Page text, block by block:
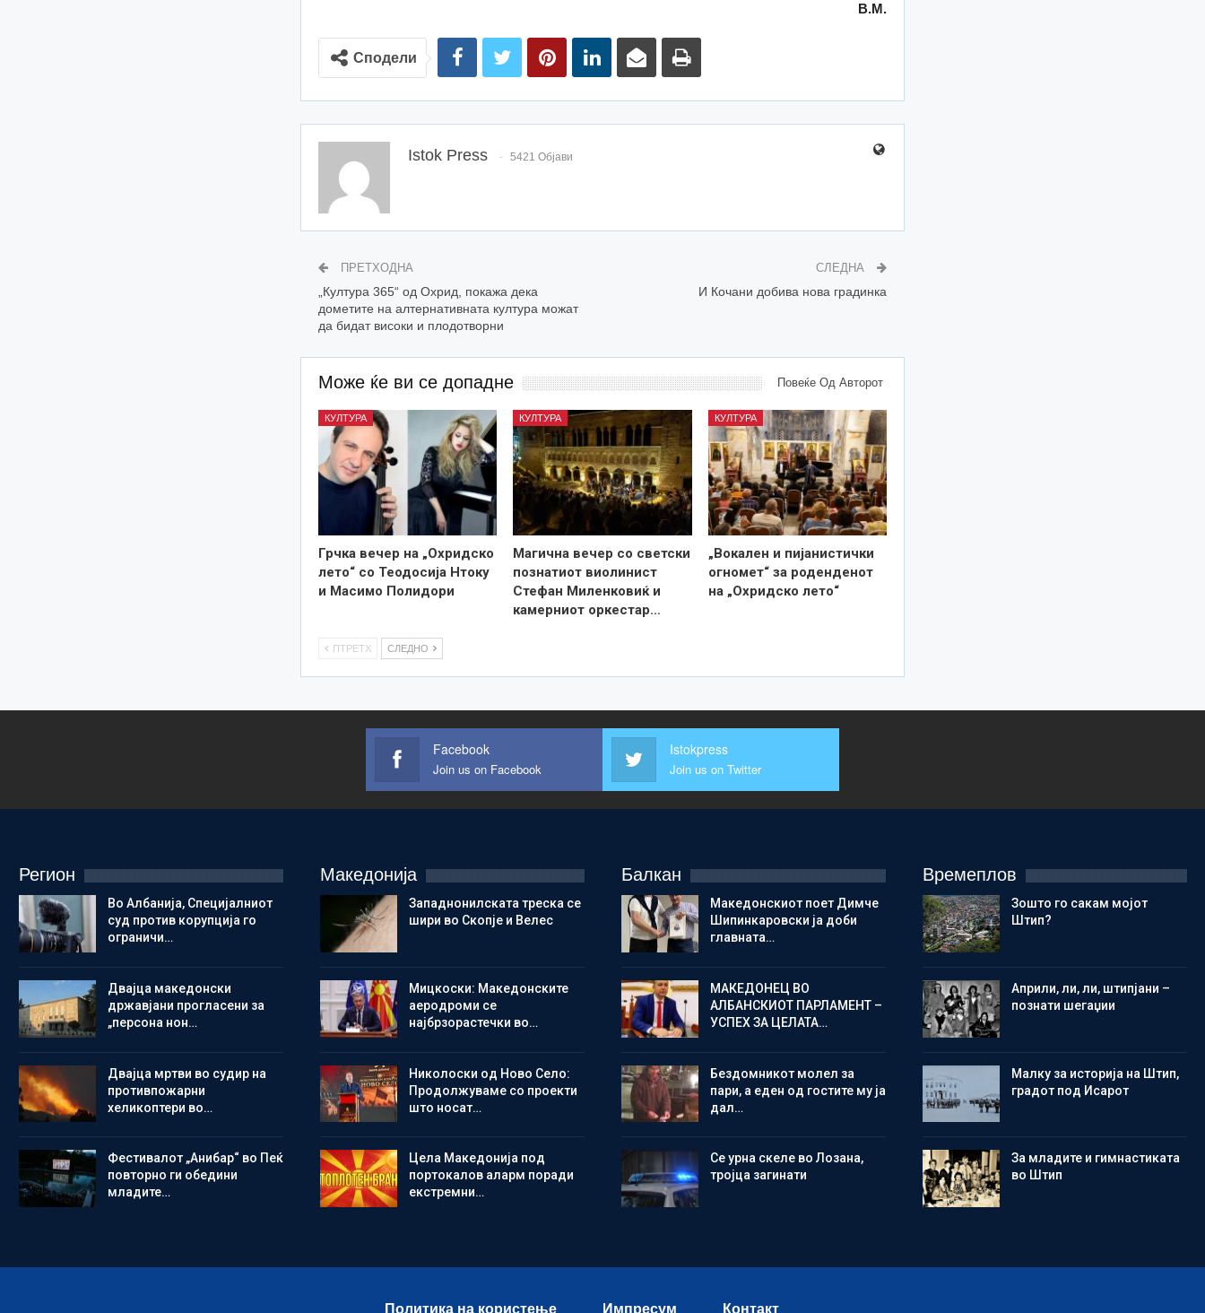
В.М.
Сподели
Istok Press 5421 Објави
ПРЕТХОДНА
„Култура 365“ од Охрид, покажа дека
дометите на алтернативната култура можат
да бидат високи и плодотворни
СЛЕДНА
И Кочани добива нова градинка
Може ќе ви се допадне Повеќе Од Авторот
КУЛТУРА
Грчка вечер на „Охридско
лето“ со Теодосија Нтоку
и Масимо Полидори
КУЛТУРА
Магична вечер со светски
познатиот виолинист
Стефан Миленковиќ и
камерниот оркестар…
КУЛТУРА
„Вокален и пијанистички
огномет“ за роденденот
на „Охридско лето“
ПТРЕТХ СЛЕДНО
Facebook
Join us on Facebook
Istokpress
Join us on Twitter
Регион
Во Албанија, Специјалниот
суд против корупција го
ограничи…
Двајца македонски
државјани прогласени за
„персона нон…
Двајца мртви во судир на
противпожарни
хеликоптери во…
Фестивалот „Анибар“ во Пеќ
повторно ги обедини
младите…
Македонија
Западнонилската треска се
шири во Скопје и Велес
Мицкоски: Македонските
аеродроми се
најбрзорастечки во…
Николоски од Ново Село:
Продолжуваме со проекти
што носат…
Цела Македонија под
портокалов аларм поради
екстремни…
Балкан
Македонскиот поет Димче
Шипинкаровски ја доби
главната…
МАКЕДОНЕЦ ВО
АЛБАНСКИОТ ПАРЛАМЕНТ –
УСПЕХ ЗА ЦЕЛАТА…
Бездомникот молел за
пари, а еден од гостите му ја
дал…
Се урна скеле во Лозана,
тројца загинати
Времеплов
Зошто го сакам мојот
Штип?
Aприли, ли, ли, штипјани –
познати шегаџии
Малку за историја на Штип,
градот под Исарот
Зa младите и гимнастиката
во Штип
Политика на користење Импресум Контакт